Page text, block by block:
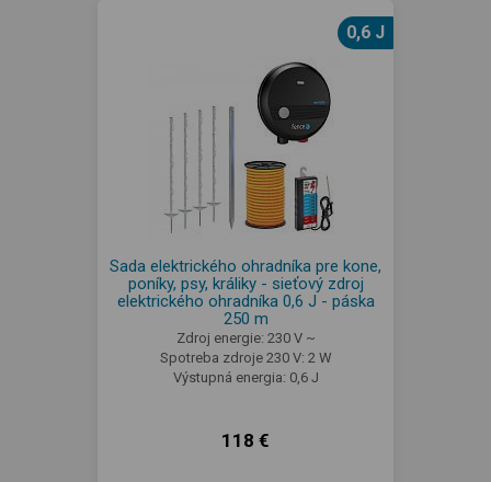
0,6 J
Sada elektrického ohradníka pre kone,
poníky, psy, králiky - sieťový zdroj
elektrického ohradníka 0,6 J - páska
250 m
Zdroj energie: 230 V ~
Spotreba zdroje 230 V: 2 W
Výstupná energia: 0,6 J
118 €